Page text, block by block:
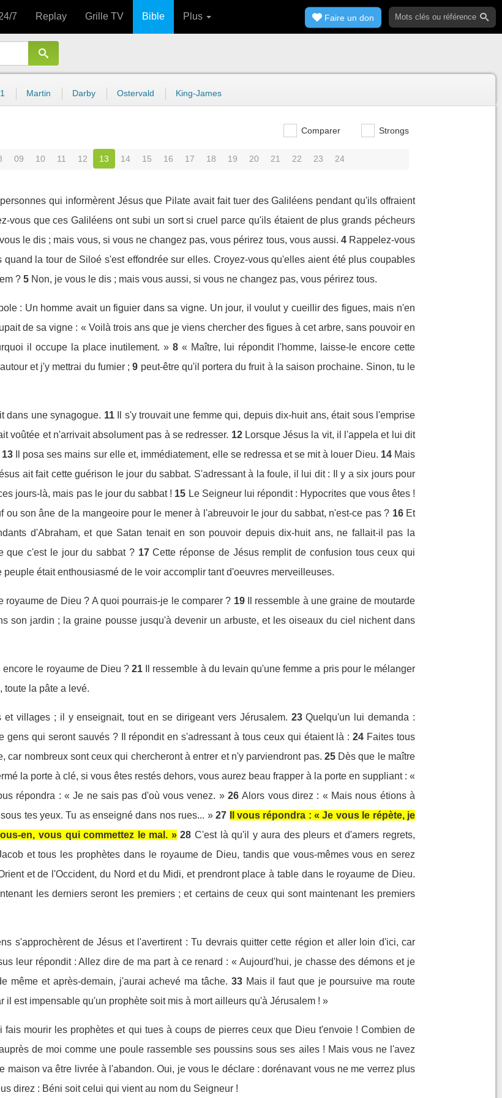
7 Replay Grille TV Bible Plus Faire un don
Martin Darby Ostervald King-James
Comparer Strongs
09 10 11 12 13 14 15 16 17 18 19 20 21 22 23 24
qui informèrent Jésus que Pilate avait fait tuer des Galiléens pendant qu'ils offraient
vous que ces Galiléens ont subi un sort si cruel parce qu'ils étaient de plus grands pécheurs
le dis ; mais vous, si vous ne changez pas, vous périrez tous, vous aussi. 4 Rappelez-vous
la tour de Siloé s'est effondrée sur elles. Croyez-vous qu'elles aient été plus coupables
? 5 Non, je vous le dis ; mais vous aussi, si vous ne changez pas, vous périrez tous.
: Un homme avait un figuier dans sa vigne. Un jour, il voulut y cueillir des figues, mais n'en
de sa vigne : « Voilà trois ans que je viens chercher des figues à cet arbre, sans pouvoir en
il occupe la place inutilement. » 8 « Maître, lui répondit l'homme, laisse-le encore cette
et j'y mettrai du fumier ; 9 peut-être qu'il portera du fruit à la saison prochaine. Sinon, tu le
dans une synagogue. 11
Il s'y trouvait une femme qui, depuis dix-huit ans, était sous l'emprise
voûtée et n'arrivait absolument pas à se redresser. 12 Lorsque Jésus la vit, il l'appela et lui dit
13 Il posa ses mains sur elle et, immédiatement, elle se redressa et se mit à louer Dieu. 14 Mais
ait fait cette guérison le jour du sabbat. S'adressant à la foule, il lui dit : Il y a six jours pour
jours-là, mais pas le jour du sabbat ! 15 Le Seigneur lui répondit : Hypocrites que vous êtes !
ou son âne de la mangeoire pour le mener à l'abreuvoir le jour du sabbat, n'est-ce pas ? 16 Et
d'Abraham, et que Satan tenait en son pouvoir depuis dix-huit ans, ne fallait-il pas la
que c'est le jour du sabbat ? 17 Cette réponse de Jésus remplit de confusion tous ceux qui
était enthousiasmé de le voir accomplir tant d'oeuvres merveilleuses.
royaume de Dieu ? A quoi pourrais-je le comparer ? 19
Il ressemble à une graine de moutarde
son jardin ; la graine pousse jusqu'à devenir un arbuste, et les oiseaux du ciel nichent dans
le royaume de Dieu ? 21
Il ressemble à du levain qu'une femme a pris pour le mélanger
toute la pâte a levé.
villages ; il y enseignait, tout en se dirigeant vers Jérusalem. 23 Quelqu'un lui demanda :
gens qui seront sauvés ? Il répondit en s'adressant à tous ceux qui étaient là : 24 Faites tous
car nombreux sont ceux qui chercheront à entrer et n'y parviendront pas. 25 Dès que le maître
la porte à clé, si vous êtes restés dehors, vous aurez beau frapper à la porte en suppliant : «
répondra : « Je ne sais pas d'où vous venez. » 26 Alors vous direz : « Mais nous étions à
tes yeux. Tu as enseigné dans nos rues... » 27
Il vous répondra : « Je vous le répète, je
en, vous qui commettez le mal. » 28 C'est là qu'il y aura des pleurs et d'amers regrets,
et tous les prophètes dans le royaume de Dieu, tandis que vous-mêmes vous en serez
et de l'Occident, du Nord et du Midi, et prendront place à table dans le royaume de Dieu.
les derniers seront les premiers ; et certains de ceux qui sont maintenant les premiers
s'approchèrent de Jésus et l'avertirent : Tu devrais quitter cette région et aller loin d'ici, car
leur répondit : Allez dire de ma part à ce renard : « Aujourd'hui, je chasse des démons et je
même et après-demain, j'aurai achevé ma tâche. 33 Mais il faut que je poursuive ma route
il est impensable qu'un prophète soit mis à mort ailleurs qu'à Jérusalem ! »
fais mourir les prophètes et qui tues à coups de pierres ceux que Dieu t'envoie ! Combien de
de moi comme une poule rassemble ses poussins sous ses ailes ! Mais vous ne l'avez
maison va être livrée à l'abandon. Oui, je vous le déclare : dorénavant vous ne me verrez plus
direz : Béni soit celui qui vient au nom du Seigneur !